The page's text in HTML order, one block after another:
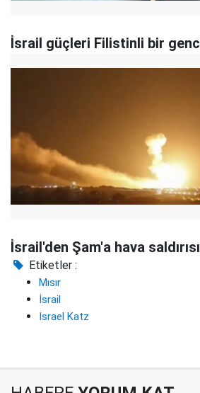
İsrail güçleri Filistinli bir
İsrail'den Şam'a hava saldırısı
Etiketler :
Mısır
İsrail
Israel Katz